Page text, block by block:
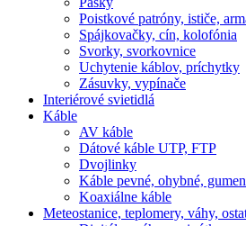
Poistkové patróny, ističe,
Spájkovačky, cín, kolofónia
Svorky, svorkovnice
Uchytenie káblov, príchytky
Zásuvky, vypínače
Interiérové svietidlá
Káble
AV káble
Dátové káble UTP, FTP
Dvojlinky
Káble pevné, ohybné,
Koaxiálne káble
Meteostanice, teplomery, váhy,